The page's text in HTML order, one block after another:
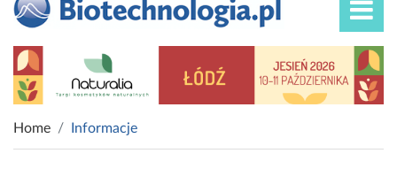
Home Informacje